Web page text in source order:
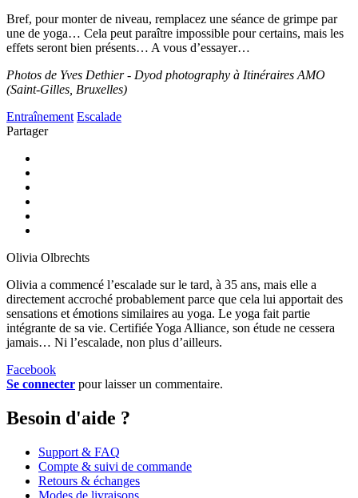
Bref, pour monter de niveau, remplacez une séance de grimpe par
une de yoga… Cela peut paraître impossible pour certains, mais les
effets seront bien présents… A vous d’essayer…
Photos de Yves Dethier - Dyod photography à Itinéraires AMO
(Saint-Gilles, Bruxelles)
Entraînement Escalade
Partager
Olivia Olbrechts
Olivia a commencé l’escalade sur le tard, à 35 ans, mais elle a
directement accroché probablement parce que cela lui apportait des
sensations et émotions similaires au yoga. Le yoga fait partie
intégrante de sa vie. Certifiée Yoga Alliance, son étude ne cessera
jamais… Ni l’escalade, non plus d’ailleurs.
Facebook
Se connecter pour laisser un commentaire.
Besoin d'aide ?
Support & FAQ
Compte & suivi de commande
Retours & échanges